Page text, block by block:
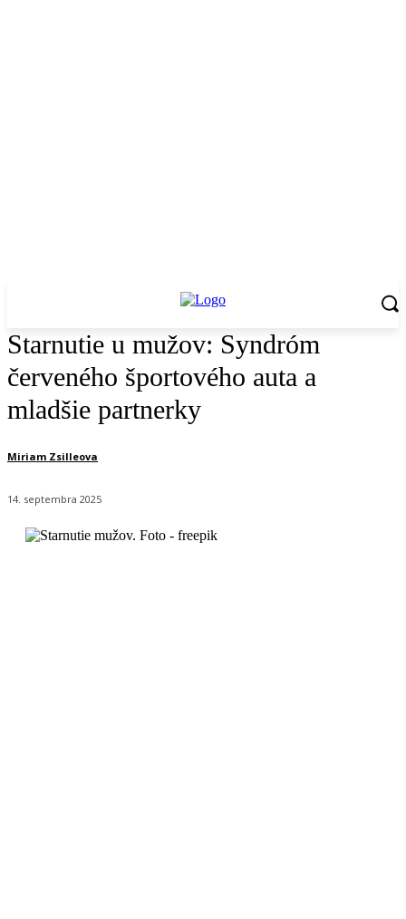
Starnutie u mužov: Syndróm
červeného športového auta a
mladšie partnerky
Miriam Zsilleova
14. septembra 2025